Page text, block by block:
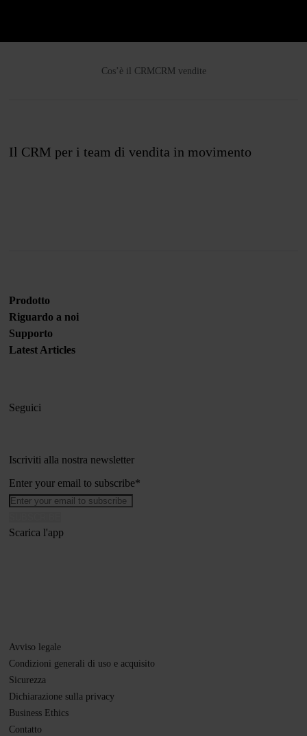
Cos’è il CRM CRM vendite
Il CRM per i team di vendita in movimento
Prodotto
Riguardo a noi
Supporto
Latest Articles
Seguici
Iscriviti alla nostra newsletter
Enter your email to subscribe*
Scarica l'app
Avviso legale
Condizioni generali di uso e acquisito
Sicurezza
Dichiarazione sulla privacy
Business Ethics
Contatto